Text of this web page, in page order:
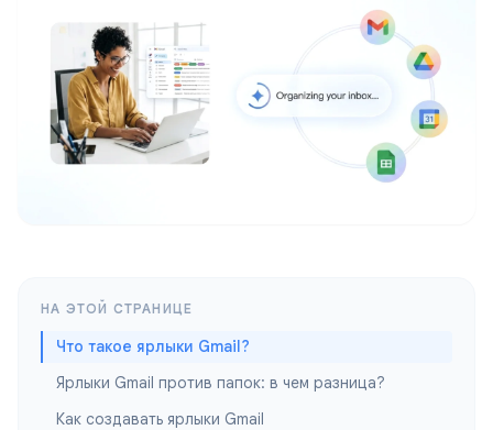
НА ЭТОЙ СТРАНИЦЕ
Что такое ярлыки Gmail?
Ярлыки Gmail против папок: в чем разница?
Как создавать ярлыки Gmail